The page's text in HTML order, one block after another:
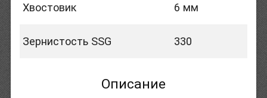
Хвостовик 6 мм
Зернистость SSG 330
Описание